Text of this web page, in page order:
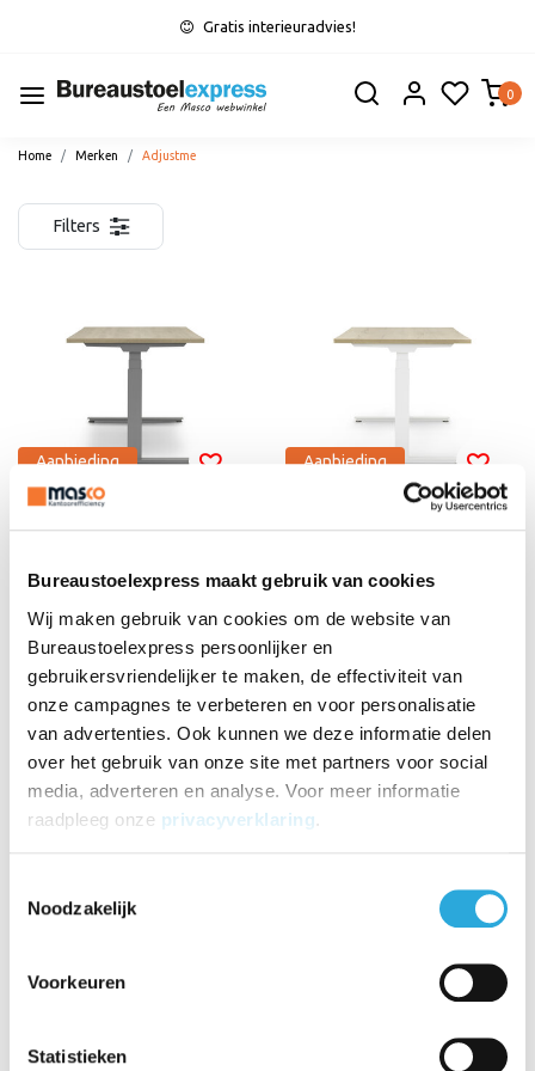
Bureaustoelexpress maakt gebruik van cookies
Wij maken gebruik van cookies om de website van
Bureaustoelexpress persoonlijker en
gebruikersvriendelijker te maken, de effectiviteit van
onze campagnes te verbeteren en voor personalisatie
van advertenties. Ook kunnen we deze informatie delen
over het gebruik van onze site met partners voor social
media, adverteren en analyse. Voor meer informatie
raadpleeg onze privacyverklaring.
Noodzakelijk
Voorkeuren
Statistieken
Gratis interieuradvies!
0
Home Merken Adjustme
Filters
Aanbieding
n | aluminium frame
€906,29
€664,29 Incl. BTW
€549,00 Excl. BTW
Aanbieding
€906,29
€664,29
€549,00 Excl. BTW
Aanbieding
Adjustme